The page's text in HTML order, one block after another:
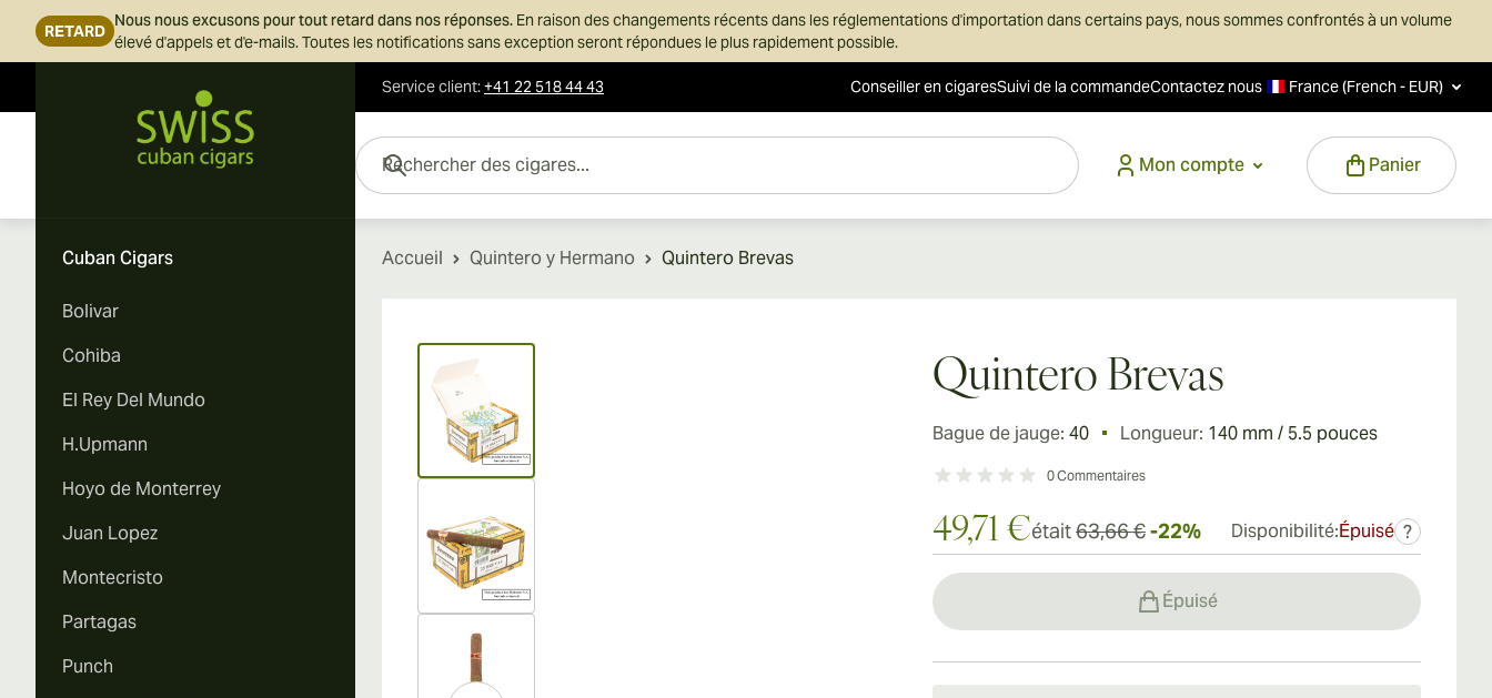
RETARD
Nous nous excusons pour tout retard dans nos réponses. En raison des changements récents dans les réglementations d'importation dans certains pays, nous sommes confrontés à un volume
élevé d'appels et d'e-mails. Toutes les notifications sans exception seront répondues le plus rapidement possible.
Service client:+41 22 518 44 43 Conseiller en cigaresSuivi de la commandeContactez nous France (French - EUR)
Mon compte
Panier
Rechercher des cigares...
Cuban Cigars
Bolivar
Cohiba
El Rey Del Mundo
H.Upmann
Hoyo de Monterrey
Juan Lopez
Montecristo
Partagas
Punch
Accueil Quintero y Hermano Quintero Brevas
View larger image
Quintero Brevas
Bague de jauge: 40 Longueur: 140 mm / 5.5 pouces
0Commentaires
49,71 €était63,66 €-22% Disponibilité:Épuisé ?
Épuisé